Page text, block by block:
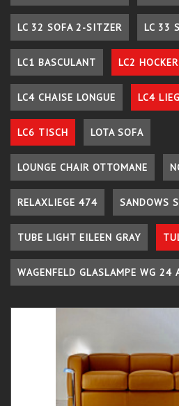
LC 32 SOFA 2-SITZER LC 33
LC1 BASCULANT LC2 HOCKER
LC4 CHAISE LONGUE LC4
LC6 TISCH LOTA SOFA
LOUNGE CHAIR OTTOMANE
RELAXLIEGE 474 SANDOWS
TUBE LIGHT EILEEN GRAY
WAGENFELD GLASLAMPE WG 24